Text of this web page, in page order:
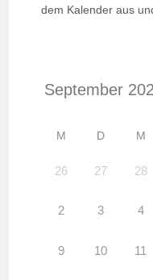
dem Kalender aus
M D M
26 27 28
2 3 4
9 10 11